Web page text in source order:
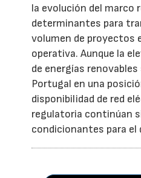
la evolución del marco
determinantes para
volumen de proyectos
operativa. Aunque la
de energías
Portugal en una
disponibilidad de red
regulatoria continúan
condicionantes para el